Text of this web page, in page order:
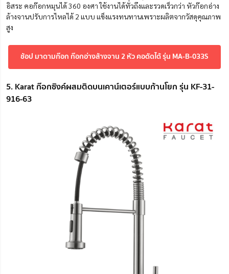
อิสระ คอก๊อกหมุนได้ 360 องศา ใช้งานได้ทั่วถึงและรวดเร็วกว่า หัวก๊อกอ่าง
ล้างจานปรับการไหลได้ 2 แบบ แข็งแรงทนทานเพราะผลิตจากวัสดุคุณภาพ
สูง
ช้อป มาดามก๊อก ก๊อกอ่างล้างจาน 2 หัว คอดัดได้ รุ่น MA-B-033S
5. Karat ก๊อกซิงค์ผสมติดบนเคาน์เตอร์แบบก้านโยก รุ่น KF-31-
916-63